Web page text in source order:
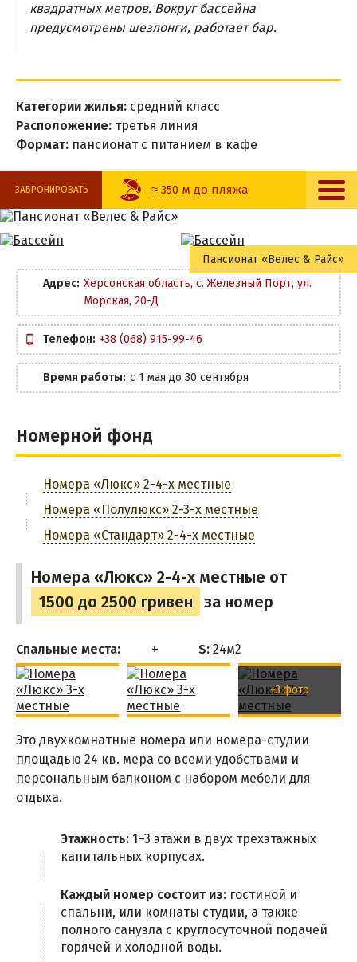
ПРИМОРСКОЕ
Алешковские пески
Зеленые хутора Таврии
Гейзер «Горячий ключ»
Остров Джарылгач
Тендровская коса
РЕКОМЕНДАЦИИ ПО ВЫБОРУ ЖИЛЬЯ
Маршрутки
Из Запорожья
Из Днепра
Из Киева
Из Львова
квадратных метров. Вокруг бассейна
предусмотрены шезлонги, работает бар.
Категории жилья: средний класс
Расположение: третья линия
Формат: пансионат с питанием в кафе
ЗАБРОНИРОВАТЬ ≈ 350 м до пляжа
Детская площадка
Бар
Беседки
Мангальная зона
Пансионат «Велес & Райс»
Адрес: Херсонская область, с. Железный Порт, ул.
Морская, 20-Д
Телефон: +38 (068) 915-99-46
Время работы: с 1 мая до 30 сентября
Номерной фонд
Номера «Люкс» 2-4-х местные
Номера «Полулюкс» 2-3-х местные
Номера «Стандарт» 2-4-х местные
Номера «Люкс» 2-4-х местные от
1500 до 2500 гривен
за номер
Спальные места: S: 24м2
+3 фото
Это двухкомнатные номера или номера-студии
площадью 24 кв. мера со всеми удобствами и
персональным балконом с набором мебели для
отдыха.
Этажность: 1–3 этажи в двух трехэтажных
капитальных корпусах.
Каждый номер состоит из: гостиной и
спальни, или комнаты студии, а также
полного санузла с круглосуточной подачей
горячей и холодной воды.